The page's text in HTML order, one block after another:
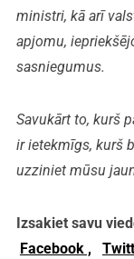
ministri, kā arī
apjomu,
sasniegumus.
Savukārt to, kurš
ir ietekmīgs, kurš
uzziniet mūsu
Izsakiet savu
Facebook ,